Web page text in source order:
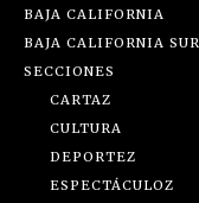
BAJA CALIFORNIA
BAJA CALIFORNIA SUR
SECCIONES
CARTAZ
CULTURA
DEPORTEZ
ESPECTÁCULOZ